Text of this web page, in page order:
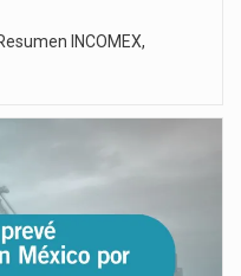
INCOMEX,